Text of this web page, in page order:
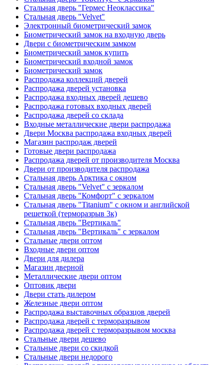
Стальная дверь "Гермес Неоклассика"
Стальная дверь "Velvet"
Электронный биометрический замок
Биометрический замок на входную дверь
Двери с биометрическим замком
Биометрический замок купить
Биометрический входной замок
Биометрический замок
Распродажа коллекций дверей
Распродажа дверей установка
Распродажа входных дверей дешево
Распродажа готовых входных дверей
Распродажа дверей со склада
Входные металлические двери распродажа
Двери Москва распродажа входных дверей
Магазин распродаж дверей
Готовые двери распродажа
Распродажа дверей от производителя Москва
Двери от производителя распродажа
Стальная дверь Арктика с окном
Стальная дверь "Velvet" с зеркалом
Стальная дверь "Комфорт" с зеркалом
Стальная дверь "Titanium" с окном и английской
решеткой (терморазрыв 3к)
Стальная дверь "Вертикаль"
Стальная дверь "Вертикаль" с зеркалом
Стальные двери оптом
Входные двери оптом
Двери для дилера
Магазин дверной
Металлические двери оптом
Оптовик двери
Двери стать дилером
Железные двери оптом
Распродажа выставочных образцов дверей
Распродажа дверей с терморазрывом
Распродажа дверей с терморазрывом москва
Стальные двери дешево
Стальные двери со скидкой
Стальные двери недорого